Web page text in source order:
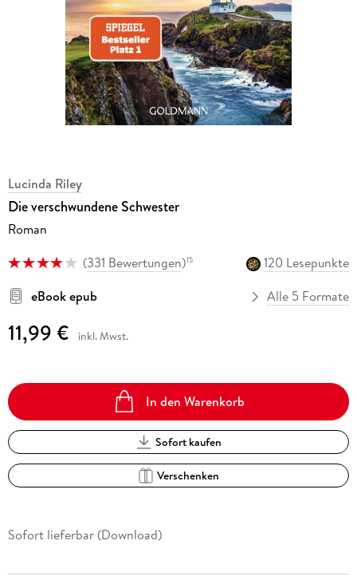
Lucinda Riley
Die verschwundene Schwester
Roman
(331 Bewertungen)15
120 Lesepunkte
eBook epub
Alle 5 Formate
11,99 € inkl. Mwst.
In den Warenkorb
Sofort kaufen
Verschenken
Sofort lieferbar (Download)